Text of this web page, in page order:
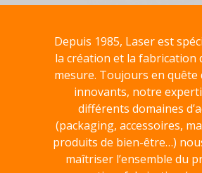
Depuis 1985, Laser est
la création et la fabrication
mesure. Toujours en quête
innovants, notre
différents domaines
(packaging, accessoires,
produits de bien-être…)
maîtriser l’ensemble du